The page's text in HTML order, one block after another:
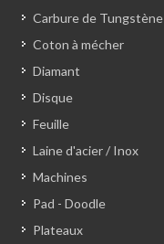
Carbure de Tungstène
Coton à mécher
Diamant
Disque
Feuille
Laine d'acier / Inox
Machines
Pad - Doodle
Plateaux